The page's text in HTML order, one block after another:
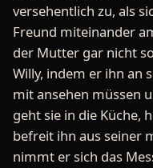
versehentlich zu, als
Freund miteinander
der Mutter gar nicht
Willy, indem er ihn an
mit ansehen müssen
geht sie in die Küche,
befreit ihn aus seiner
nimmt er sich das